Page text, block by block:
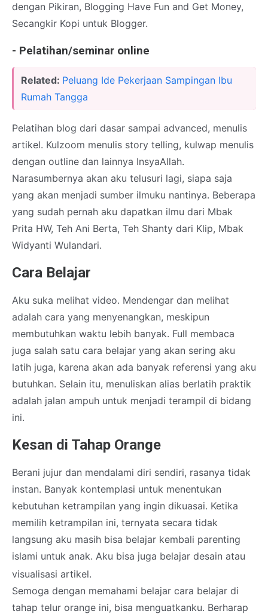
dengan Pikiran, Blogging Have Fun and Get Money,
Secangkir Kopi untuk Blogger.
- Pelatihan/seminar online
Related: Peluang Ide Pekerjaan Sampingan Ibu
Rumah Tangga
Pelatihan blog dari dasar sampai advanced, menulis
artikel. Kulzoom menulis story telling, kulwap menulis
dengan outline dan lainnya InsyaAllah.
Narasumbernya akan aku telusuri lagi, siapa saja
yang akan menjadi sumber ilmuku nantinya. Beberapa
yang sudah pernah aku dapatkan ilmu dari Mbak
Prita HW, Teh Ani Berta, Teh Shanty dari Klip, Mbak
Widyanti Wulandari.
Cara Belajar
Aku suka melihat video. Mendengar dan melihat
adalah cara yang menyenangkan, meskipun
membutuhkan waktu lebih banyak. Full membaca
juga salah satu cara belajar yang akan sering aku
latih juga, karena akan ada banyak referensi yang aku
butuhkan. Selain itu, menuliskan alias berlatih praktik
adalah jalan ampuh untuk menjadi terampil di bidang
ini.
Kesan di Tahap Orange
Berani jujur dan mendalami diri sendiri, rasanya tidak
instan. Banyak kontemplasi untuk menentukan
kebutuhan ketrampilan yang ingin dikuasai. Ketika
memilih ketrampilan ini, ternyata secara tidak
langsung aku masih bisa belajar kembali parenting
islami untuk anak. Aku bisa juga belajar desain atau
visualisasi artikel.
Semoga dengan memahami belajar cara belajar di
tahap telur orange ini, bisa menguatkanku. Berharap